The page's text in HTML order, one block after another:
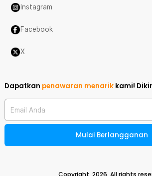
Instagram
Facebook
X
Dapatkan penawaran menarik kami!
Email Anda
Mulai Berlangganan
Copyright, 2026. All rights